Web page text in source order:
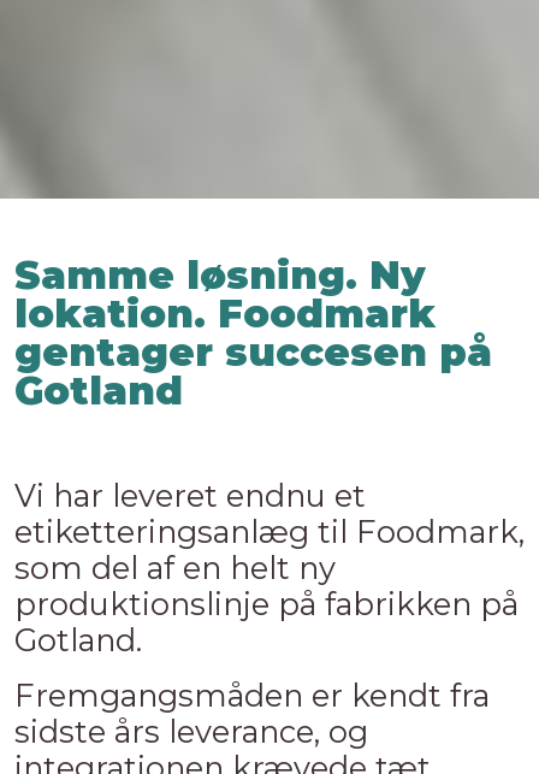
Samme løsning. Ny
lokation. Foodmark
gentager succesen på
Gotland
Vi har leveret endnu et
etiketteringsanlæg til Foodmark,
som del af en helt ny
produktionslinje på fabrikken på
Gotland.
Fremgangsmåden er kendt fra
sidste års leverance, og